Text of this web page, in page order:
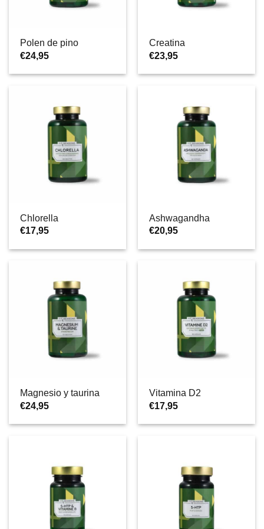
Polen de pino
€24,95
Creatina
€23,95
Chlorella
€17,95
Ashwagandha
€20,95
Magnesio y taurina
€24,95
Vitamina D2
€17,95